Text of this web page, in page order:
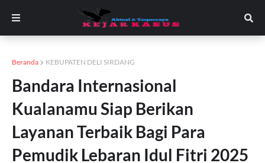
Beranda KEBUPATEN DELI SIRDANG
Bandara Internasional
Kualanamu Siap Berikan
Layanan Terbaik Bagi Para
Pemudik Lebaran Idul Fitri 2025